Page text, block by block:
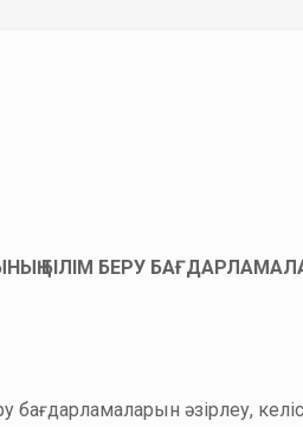
БІЛІМ БЕРУ
бағдарламаларын әзірлеу,